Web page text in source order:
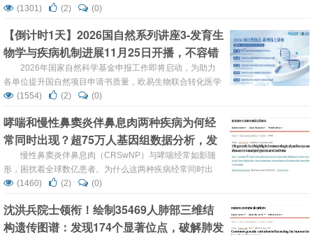
战。抗性淀粉（RS）作为益生元的一种，在改善MASLD中
大学医学院附属第六人民医院李华婷教授、上海交通大学数
学科学学院/人工智能学院陈洛南教授、上海交通大学医学院
附属第六人民医院倪岳琼教授、上海科技大学曾嵘教授和上
海交通大学医学...
(1301) (2) (0)
【倒计时1天】2026国自然系列讲座3-发育生
物学与疾病机制进展11月25日开播，不容错
过！2026年国家自然科学基金申报工作即将启动，为助力
各单位提升国自然项目申请书质量，欧易生物联合转化医学
网特别推出"2026 国自然热点-系列线上直播讲座"，现面向
然热点领域-发育生物学与疾病机制进展》为主题，特邀复
旦大学附属肿瘤医院王旭研究员、复旦大学附属中山医院孙
云帆教授和昆明理工大学杨耐雪副教...
(1554) (2) (0)
哮喘和慢性鼻窦炎伴鼻息肉两种疾病为何经
常同时出现？超75万人基因组数据分析，发
现71个共享基因位点
慢性鼻窦炎伴鼻息肉（CRSwNP）与哮喘经常如影随
形，困扰着全球数亿患者。为什么这两种疾病经常同时出
现？近日，研究团队在《Nature Communications》上发表
了131个与这些疾病相关的基因组位点，其中71个位点对哮
喘和慢性鼻窦炎伴鼻息肉有共同影响。这些发现揭示了两种
(1460) (2) (0)
沈洪兵院士领衔！绘制35469人肺部三维结
构遗传图谱：发现174个显著位点，破解肺发